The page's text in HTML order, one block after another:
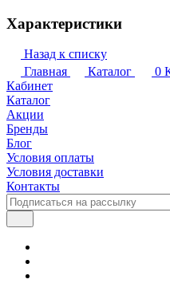
Характеристики
Назад к списку
Главная
Каталог 0
Кабинет
Каталог
Акции
Бренды
Блог
Условия оплаты
Условия доставки
Контакты